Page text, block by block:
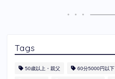
Tags
50歳以上・親父 60分5000円以下